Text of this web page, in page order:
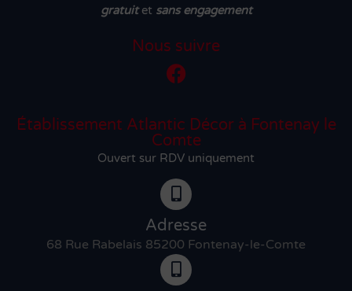
gratuitet sans engagement
Nous suivre
Établissement Atlantic Décor à Fontenay le
Comte
Ouvert sur RDV uniquement
Adresse
68 Rue Rabelais 85200 Fontenay-le-Comte